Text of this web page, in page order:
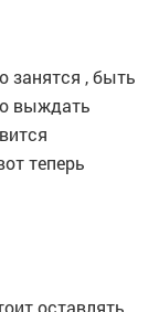
занятся , быть
выждать
теперь
оставлять